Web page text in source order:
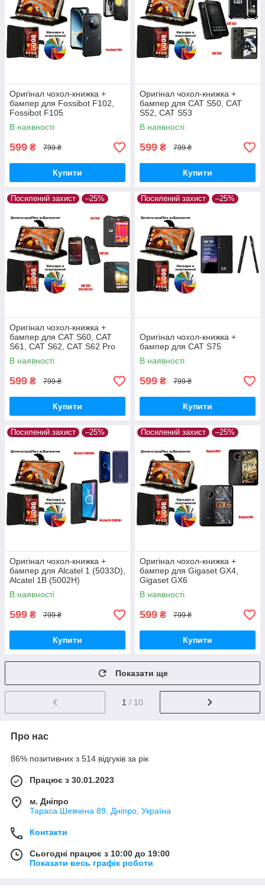
Оригінал чохол-книжка +
бампер для Fossibot F102,
Fossibot F105
В наявності
599 ₴ 799 ₴
Купити
Оригінал чохол-книжка +
бампер для CAT S50, CAT
S52, CAT S53
В наявності
599 ₴ 799 ₴
Купити
Посилений захист –25%
Оригінал чохол-книжка +
бампер для CAT S60, CAT
S61, CAT S62, CAT S62 Pro
В наявності
599 ₴ 799 ₴
Купити
Посилений захист –25%
Оригінал чохол-книжка +
бампер для CAT S75
В наявності
599 ₴ 799 ₴
Купити
Посилений захист –25%
Оригінал чохол-книжка +
бампер для Alcatel 1 (5033D),
Alcatel 1B (5002H)
В наявності
599 ₴ 799 ₴
Купити
Посилений захист –25%
Оригінал чохол-книжка +
бампер для Gigaset GX4,
Gigaset GX6
В наявності
599 ₴ 799 ₴
Купити
Показати ще
1 / 10
Про нас
86% позитивних з 514 відгуків за рік
Працює з 30.01.2023
м. Дніпро
Тараса Шевчена 89, Дніпро, Україна
Контакти
Сьогодні працює з 10:00 до 19:00
Показати весь графік роботи